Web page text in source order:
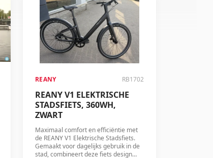
REANY RB1702
REANY V1 ELEKTRISCHE
STADSFIETS, 360WH,
ZWART
Maximaal comfort en efficiëntie met
de REANY V1 Elektrische Stadsfiets.
Gemaakt voor dagelijks gebruik in de
stad, combineert deze fiets design